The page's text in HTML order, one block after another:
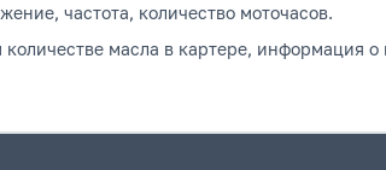
частота, количество моточасов.
количестве масла в картере, информация